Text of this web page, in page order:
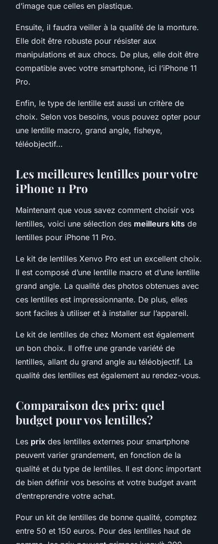
d’image que celles en plastique.
Ensuite, il faudra veiller à la qualité de la monture.
Elle doit être robuste pour résister aux
manipulations et aux chocs. De plus, elle doit être
compatible avec votre smartphone, ici l’iPhone 11
Pro.
Enfin, le type de lentille est aussi un critère de
choix. Selon vos besoins, vous pouvez opter pour
une lentille macro, grand angle, fisheye,
téléobjectif…
Les meilleures lentilles pour votre
iPhone 11 Pro
Maintenant que vous savez comment choisir vos
lentilles, voici une sélection des meilleurs kits de
lentilles pour iPhone 11 Pro.
Le kit de lentilles Xenvo Pro est un excellent choix.
Il est composé d’une lentille macro et d’une lentille
grand angle. La qualité des photos obtenues avec
ces lentilles est impressionnante. De plus, elles
sont faciles à utiliser et à installer sur l’appareil.
Le kit de lentilles de chez Moment est également
un bon choix. Il offre une grande variété de
lentilles, allant du grand angle au téléobjectif. La
qualité des lentilles est également au rendez-vous.
Comparaison des prix: quel
budget pour vos lentilles?
Les prix des lentilles externes pour smartphone
peuvent varier grandement, en fonction de la
qualité et du type de lentilles. Il est donc important
de bien définir vos besoins et votre budget avant
d’entreprendre votre achat.
Pour un kit de lentilles de bonne qualité, comptez
entre 50 et 150 euros. Pour des lentilles haut de